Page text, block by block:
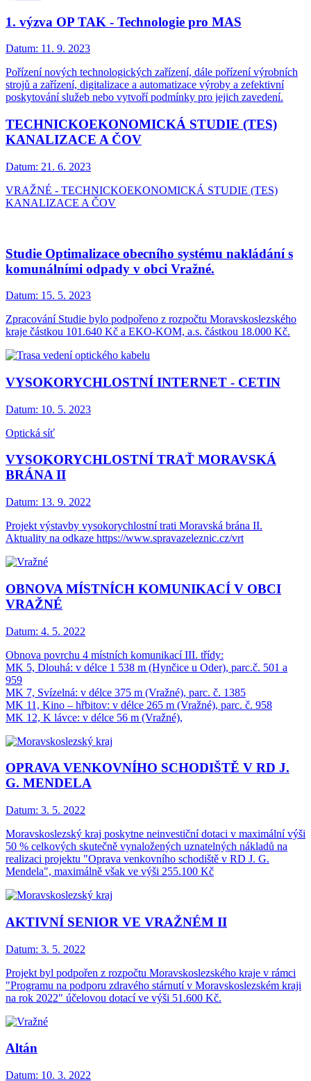
1. výzva OP TAK - Technologie pro MAS
Datum: 11. 9. 2023
Pořízení nových technologických zařízení, dále pořízení výrobních
strojů a zařízení, digitalizace a automatizace výroby a zefektivní
poskytování služeb nebo vytvoří podmínky pro jejich zavedení.
TECHNICKOEKONOMICKÁ STUDIE (TES)
KANALIZACE A ČOV
Datum: 21. 6. 2023
VRAŽNÉ - TECHNICKOEKONOMICKÁ STUDIE (TES)
KANALIZACE A ČOV
Studie Optimalizace obecního systému nakládání s
komunálními odpady v obci Vražné.
Datum: 15. 5. 2023
Zpracování Studie bylo podpořeno z rozpočtu Moravskoslezského
kraje částkou 101.640 Kč a EKO-KOM, a.s. částkou 18.000 Kč.
VYSOKORYCHLOSTNÍ INTERNET - CETIN
Datum: 10. 5. 2023
Optická síť
VYSOKORYCHLOSTNÍ TRAŤ MORAVSKÁ
BRÁNA II
Datum: 13. 9. 2022
Projekt výstavby vysokorychlostní trati Moravská brána II.
Aktuality na odkaze https://www.spravazeleznic.cz/vrt
OBNOVA MÍSTNÍCH KOMUNIKACÍ V OBCI
VRAŽNÉ
Datum: 4. 5. 2022
Obnova povrchu 4 místních komunikací III. třídy:
MK 5, Dlouhá: v délce 1 538 m (Hynčice u Oder), parc.č. 501 a
959
MK 7, Svízelná: v délce 375 m (Vražné), parc. č. 1385
MK 11, Kino – hřbitov: v délce 265 m (Vražné), parc. č. 958
MK 12, K lávce: v délce 56 m (Vražné),
OPRAVA VENKOVNÍHO SCHODIŠTĚ V RD J.
G. MENDELA
Datum: 3. 5. 2022
Moravskoslezský kraj poskytne neinvestiční dotaci v maximální výši
50 % celkových skutečně vynaložených uznatelných nákladů na
realizaci projektu "Oprava venkovního schodiště v RD J. G.
Mendela", maximálně však ve výši 255.100 Kč
AKTIVNÍ SENIOR VE VRAŽNÉM II
Datum: 3. 5. 2022
Projekt byl podpořen z rozpočtu Moravskoslezského kraje v rámci
"Programu na podporu zdravého stárnutí v Moravskoslezském kraji
na rok 2022" účelovou dotací ve výši 51.600 Kč.
Altán
Datum: 10. 3. 2022